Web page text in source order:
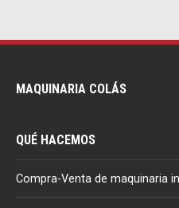
MAQUINARIA COLÁS
QUÉ HACEMOS
Compra-Venta de maquinaria